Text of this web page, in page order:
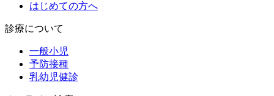
はじめての方へ
診療について
一般小児
予防接種
乳幼児健診